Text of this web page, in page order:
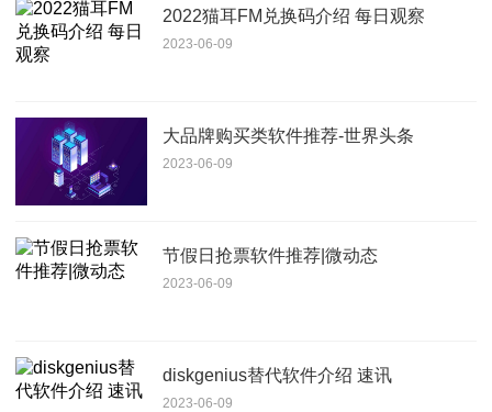
2022猫耳FM兑换码介绍 每日观察
2023-06-09
大品牌购买类软件推荐-世界头条
2023-06-09
节假日抢票软件推荐|微动态
2023-06-09
diskgenius替代软件介绍 速讯
2023-06-09